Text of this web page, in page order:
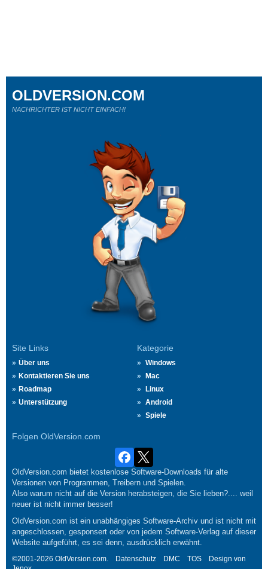
Site Links
Über uns
Kontaktieren Sie uns
Roadmap
Unterstützung
Kategorie
Windows
Mac
Linux
Android
Spiele
Folgen OldVersion.com
OLDVERSION.COM
NACHRICHTER IST NICHT EINFACH!
OldVersion.com bietet kostenlose Software-Downloads für alte
Versionen von Programmen, Treibern und Spielen.
Also warum nicht auf die Version herabsteigen, die Sie lieben?.... weil
neuer ist nicht immer besser!
OldVersion.com ist ein unabhängiges Software-Archiv und ist nicht mit
angeschlossen, gesponsert oder von jedem Software-Verlag auf dieser
Website aufgeführt, es sei denn, ausdrücklich erwähnt.
©2001-2026 OldVersion.com. Datenschutz DMC TOS
Design von